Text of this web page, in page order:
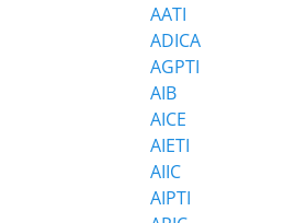
AATI
ADICA
AGPTI
AIB
AICE
AIETI
AIIC
AIPTI